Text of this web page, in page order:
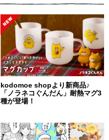
kodomoe shopより新商品♪
「ノラネコぐんだん」耐熱マグ3
種が登場！